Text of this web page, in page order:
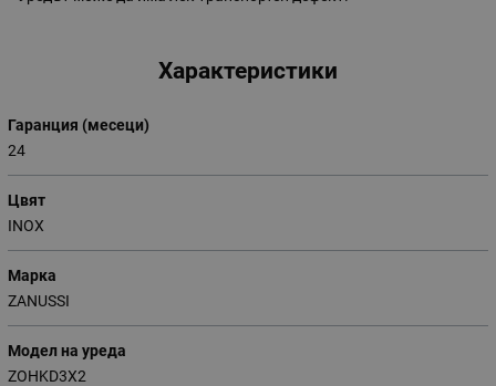
Характеристики
Гаранция (месеци)
24
Цвят
INOX
Марка
ZANUSSI
Модел на уреда
ZOHKD3X2